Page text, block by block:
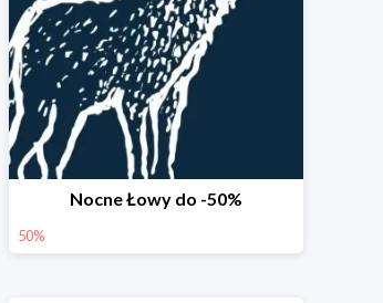
Nocne Łowy do -50%
50%